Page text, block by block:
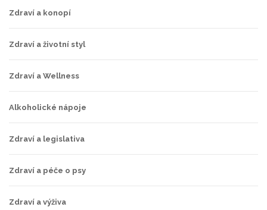
Zdraví a konopí
Zdraví a životní styl
Zdraví a Wellness
Alkoholické nápoje
Zdraví a legislativa
Zdraví a péče o psy
Zdraví a výživa